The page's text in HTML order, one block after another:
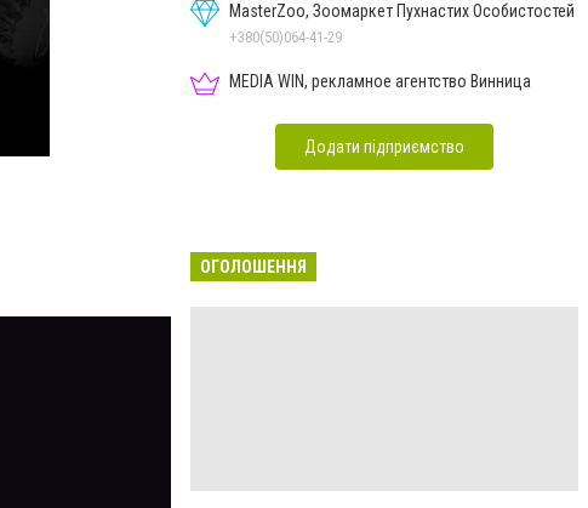
MasterZoo, Зоомаркет Пухнастих Особистостей
+380(50)064-41-29
MEDIA WIN, рекламное агентство Винница
Додати підприємство
ОГОЛОШЕННЯ